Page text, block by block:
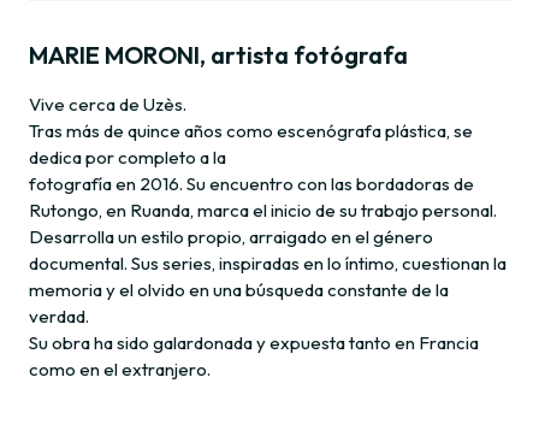
MARIE MORONI, artista fotógrafa
Vive cerca de Uzès.
Tras más de quince años como escenógrafa plástica, se
dedica por completo a la
fotografía en 2016. Su encuentro con las bordadoras de
Rutongo, en Ruanda, marca el inicio de su trabajo personal.
Desarrolla un estilo propio, arraigado en el género
documental. Sus series, inspiradas en lo íntimo, cuestionan la
memoria y el olvido en una búsqueda constante de la
verdad.
Su obra ha sido galardonada y expuesta tanto en Francia
como en el extranjero.